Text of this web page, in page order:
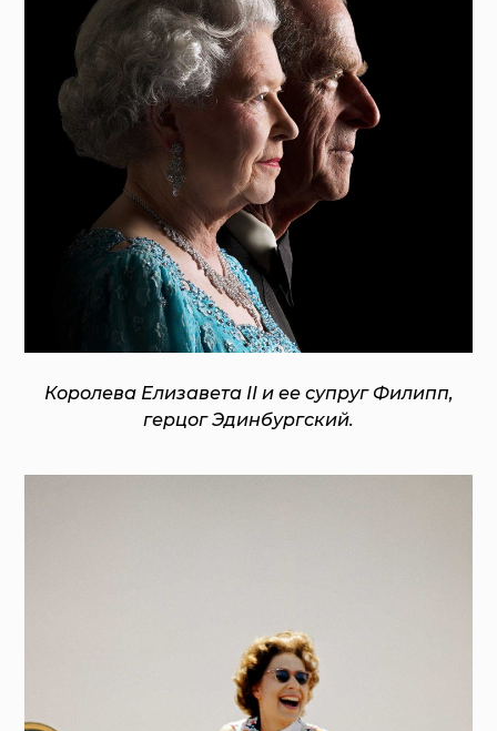
Королева Елизавета II и ее супруг Филипп,
герцог Эдинбургский.